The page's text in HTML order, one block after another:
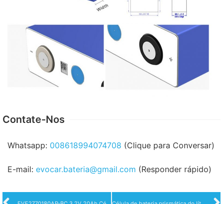
Contate-Nos
Whatsapp: 008618994074708 (Clique para Conversar)
E-mail: evocar.bateria@gmail.com (Responder rápido)